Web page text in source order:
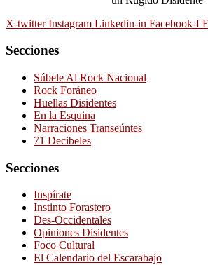
X-twitter Instagram Linkedin-in Facebook-f
Secciones
Súbele Al Rock Nacional
Rock Foráneo
Huellas Disidentes
En la Esquina
Narraciones Transeúntes
71 Decibeles
Secciones
Inspírate
Instinto Forastero
Des-Occidentales
Opiniones Disidentes
Foco Cultural
El Calendario del Escarabajo